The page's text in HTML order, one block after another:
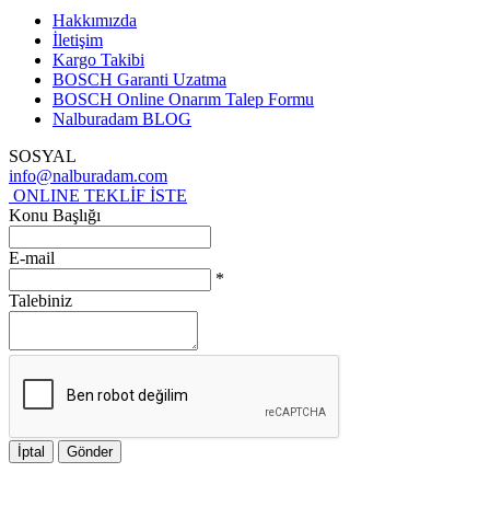
Hakkımızda
İletişim
Kargo Takibi
BOSCH Garanti Uzatma
BOSCH Online Onarım Talep Formu
Nalburadam BLOG
SOSYAL
info@nalburadam.com
ONLINE TEKLİF İSTE
Konu Başlığı
E-mail
*
Talebiniz
İptal Gönder